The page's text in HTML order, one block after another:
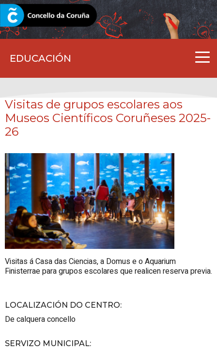
EDUCACIÓN
CORUNA.GAL
Visitas de grupos escolares aos
Museos Científicos Coruñeses 2025-
26
Visitas á Casa das Ciencias, a Domus e o Aquarium
Finisterrae para grupos escolares que realicen reserva previa.
LOCALIZACIÓN DO CENTRO:
De calquera concello
SERVIZO MUNICIPAL: